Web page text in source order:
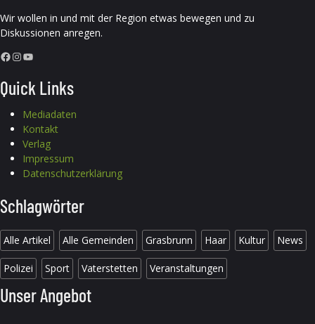
Wir wollen in und mit der Region etwas bewegen und zu
Diskussionen anregen.
Facebook InstagramYouTube
Quick Links
Mediadaten
Kontakt
Verlag
Impressum
Datenschutzerklärung
Schlagwörter
Alle Artikel Alle Gemeinden Grasbrunn Haar Kultur News
Polizei Sport Vaterstetten Veranstaltungen
Unser Angebot